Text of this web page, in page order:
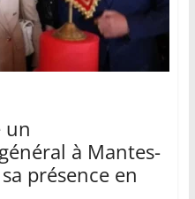
un
à Mantes-
présence en